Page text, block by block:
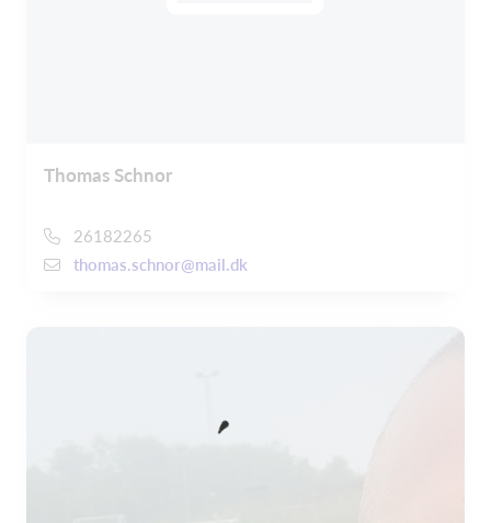
Thomas Schnor
26182265
thomas.schnor@mail.dk